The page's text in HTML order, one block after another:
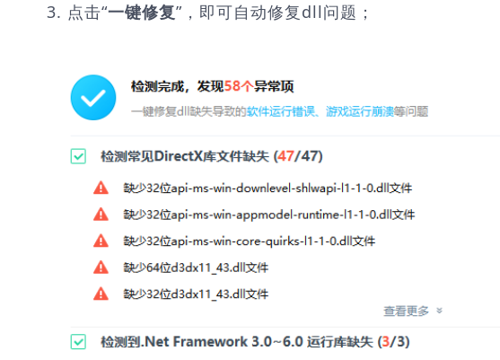
3. 点击“一键修复”，即可自动修复dll问题；